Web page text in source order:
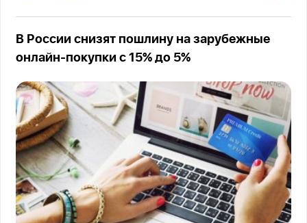
В России снизят пошлину на зарубежные
онлайн-покупки с 15% до 5%